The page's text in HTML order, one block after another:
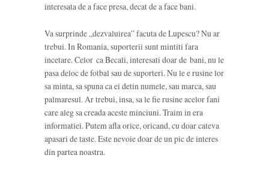
interesata de a face presa, decat de a face bani.
Va surprinde „dezvaluirea” facuta de Lupescu? Nu ar
trebui. In Romania, suporterii sunt mintiti fara
incetare. Celor ca Becali, interesati doar de bani, nu le
pasa deloc de fotbal sau de suporteri. Nu le e rusine lor
sa minta, sa spuna ca ei detin numele, sau marca, sau
palmaresul. Ar trebui, insa, sa le fie rusine acelor fani
care aleg sa creada aceste minciuni. Traim in era
informatiei. Putem afla orice, oricand, cu doar cateva
apasari de taste. Este nevoie doar de un pic de interes
din partea noastra.